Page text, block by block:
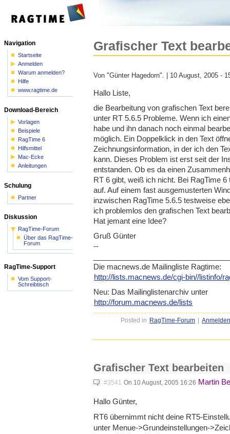
Grafischer Text
Von "Günter Hagedorn". | 10 August, 2005 -
Hallo Liste,
die Bearbeitung von grafischen Text
unter RT 5.6.5 Probleme. Wenn ich
habe und ihn danach noch einmal
möglich. Ein Doppelklick in den Text
Zeichnungsinformation, in der ich den
kann. Dieses Problem ist erst seit der
entstanden. Ob es da einen
RT 6 gibt, weiß ich nicht. Bei RagTime
auf. Auf einem fast ausgemusterten
inzwischen RagTime 5.6.5 testweise
ich problemlos den grafischen Text
Hat jemant eine Idee?
Gruß Günter
--
Die macnews.de Mailingliste Ragtime:
http://lists.macnews.de/cgi-bin//listinfo/
Neu: Das Mailinglistenarchiv unter
http://forum.macnews.de/lists
Posted in RagTime-Forum |
Grafischer Text bearbeiten
#3541 On 10 August, 2005 16:26 Martin
Hallo Günter,
RT6 übernimmt nicht deine RT5-
unter Menue->Grundeinstellungen->Zei
Navigation
Startseite
Anmelden
Warum anmelden?
Hilfe
www.ragtime.de
Download-Bereich
Vorlagen
Beispiele
RagTime 6
Hilfsmittel
Mac-Ecke
Anleitungen
Schulung
Partner
Diskussion
RagTime-Forum
Über das RagTime-
Forum
RagTime-Support
Vom Support-
Schreibtisch